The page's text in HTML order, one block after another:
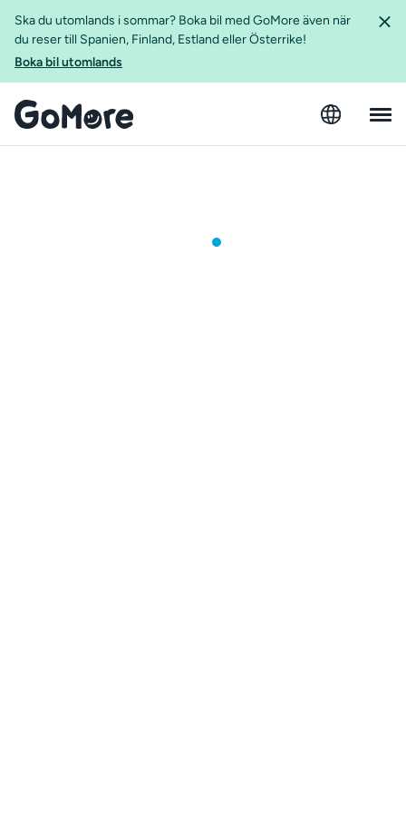
Ska du utomlands i sommar? Boka bil med GoMore även när
du reser till Spanien, Finland, Estland eller Österrike!
Boka bil utomlands